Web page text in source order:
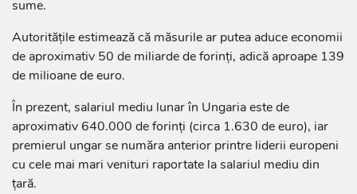
sume.
Autoritățile estimează că măsurile ar putea aduce economii
de aproximativ 50 de miliarde de forinți, adică aproape 139
de milioane de euro.
În prezent, salariul mediu lunar în Ungaria este de
aproximativ 640.000 de forinți (circa 1.630 de euro), iar
premierul ungar se număra anterior printre liderii europeni
cu cele mai mari venituri raportate la salariul mediu din
țară.